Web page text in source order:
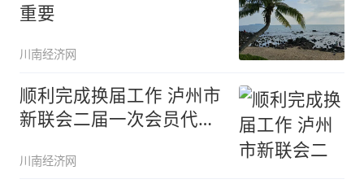
重要
川南经济网
顺利完成换届工作 泸州市
新联会二届一次会员代表
川南经济网